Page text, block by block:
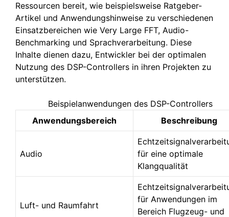
Ressourcen bereit, wie beispielsweise Ratgeber-
Artikel und Anwendungshinweise zu verschiedenen
Einsatzbereichen wie Very Large FFT, Audio-
Benchmarking und Sprachverarbeitung. Diese
Inhalte dienen dazu, Entwickler bei der optimalen
Nutzung des DSP-Controllers in ihren Projekten zu
unterstützen.
Beispielanwendungen des DSP-Controllers
Anwendungsbereich
Beschreibung
Audio
für eine optimale
Klangqualität
Luft- und Raumfahrt
für Anwendungen im
Bereich Flugzeug- und